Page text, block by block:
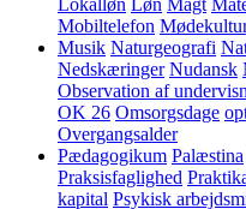
Lokalløn Løn Magt
Mobiltelefon
Musik Naturgeografi
Nedskæringer Nudansk
Observation af
OK 26 Omsorgsdage
Overgangsalder
Pædagogikum Palæstina
Praksisfaglighed
kapital Psykisk